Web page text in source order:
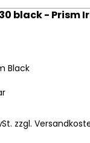
black - Prism
Black
zzgl.